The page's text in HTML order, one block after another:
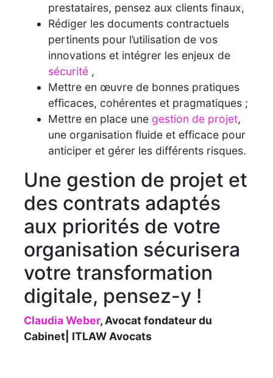
prestataires, pensez aux clients finaux,
Rédiger les documents contractuels
pertinents pour l’utilisation de vos
innovations et intégrer les enjeux de
sécurité ,
Mettre en œuvre de bonnes pratiques
efficaces, cohérentes et pragmatiques ;
Mettre en place une gestion de projet,
une organisation fluide et efficace pour
anticiper et gérer les différents risques.
Une gestion de projet et
des contrats adaptés
aux priorités de votre
organisation sécurisera
votre transformation
digitale, pensez-y !
Claudia Weber, Avocat fondateur du
Cabinet| ITLAW Avocats